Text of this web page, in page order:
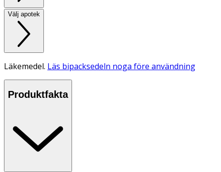
Välj apotek
Läkemedel. Läs bipacksedeln noga före användning
Produktfakta